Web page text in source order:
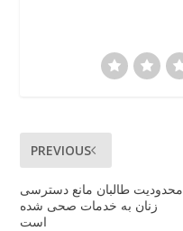
PREVIOUS
محدودیت طالبان مانع دسترسی
زنان به خدمات صحی شده
است